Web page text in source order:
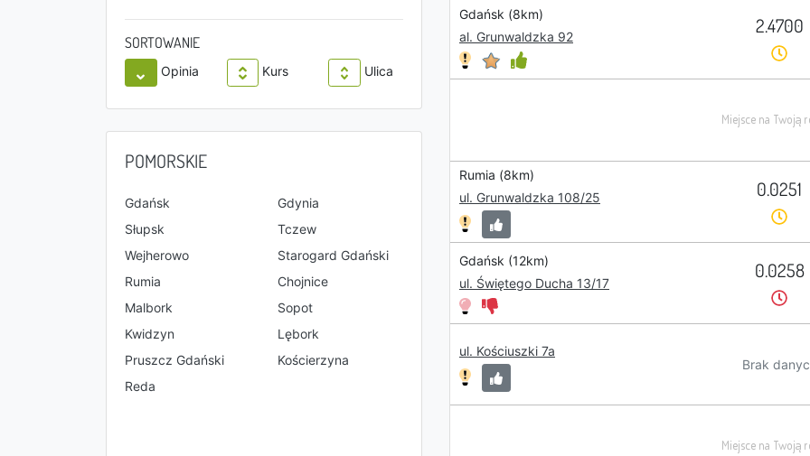
SORTOWANIE
Opinia Kurs Ulica
POMORSKIE
Gdańsk
Gdynia
Słupsk
Tczew
Wejherowo
Starogard Gdański
Rumia
Chojnice
Malbork
Sopot
Kwidzyn
Lębork
Pruszcz Gdański
Kościerzyna
Reda
Gdańsk (8km)
al. Grunwaldzka 92
2.4700
Rumia (8km)
ul. Grunwaldzka 108/25
0.0251
Gdańsk (12km)
ul. Świętego Ducha 13/17
0.0258
ul. Kościuszki 7a
Brak